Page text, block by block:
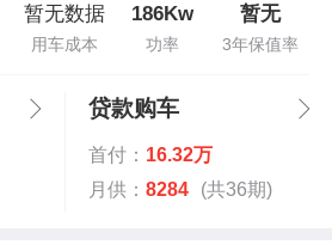
暂无数据
用车成本
186Kw
功率
暂无
3年保值率
贷款购车
首付： 16.32万
月供： 8284 (共36期)